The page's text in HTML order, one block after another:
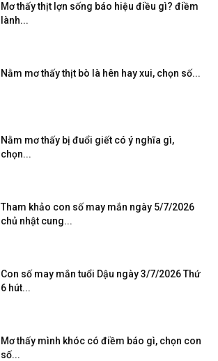
Mơ thấy thịt lợn sống báo hiệu điều gì? điềm
lành...
Nằm mơ thấy thịt bò là hên hay xui, chọn số...
Nằm mơ thấy bị đuổi giết có ý nghĩa gì,
chọn...
Tham khảo con số may mắn ngày 5/7/2026
chủ nhật cung...
Con số may mắn tuổi Dậu ngày 3/7/2026 Thứ
6 hút...
Mơ thấy mình khóc có điềm báo gì, chọn con
số...